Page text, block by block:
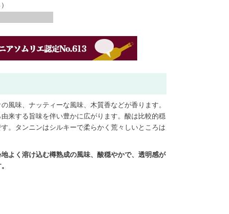
風味、ナッティーな風味、木質香などが香ります。
来する旨味を伴い豊かに広がります。酸は比較的穏
。タンニンはシルキーで柔らかく荒々しいところは
よく溶け込む樽熟成の風味、酸穏やかで、透明感が